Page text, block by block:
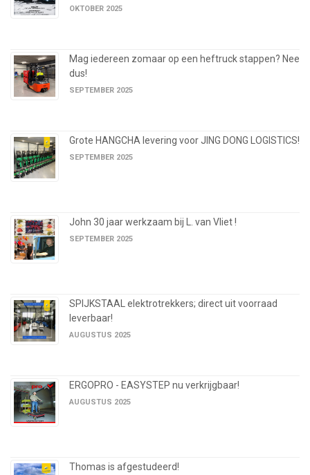
OKTOBER 2025
Mag iedereen zomaar op een heftruck stappen? Nee
dus!
SEPTEMBER 2025
Grote HANGCHA levering voor JING DONG LOGISTICS!
SEPTEMBER 2025
John 30 jaar werkzaam bij L. van Vliet !
SEPTEMBER 2025
SPIJKSTAAL elektrotrekkers; direct uit voorraad
leverbaar!
AUGUSTUS 2025
ERGOPRO - EASYSTEP nu verkrijgbaar!
AUGUSTUS 2025
Thomas is afgestudeerd!